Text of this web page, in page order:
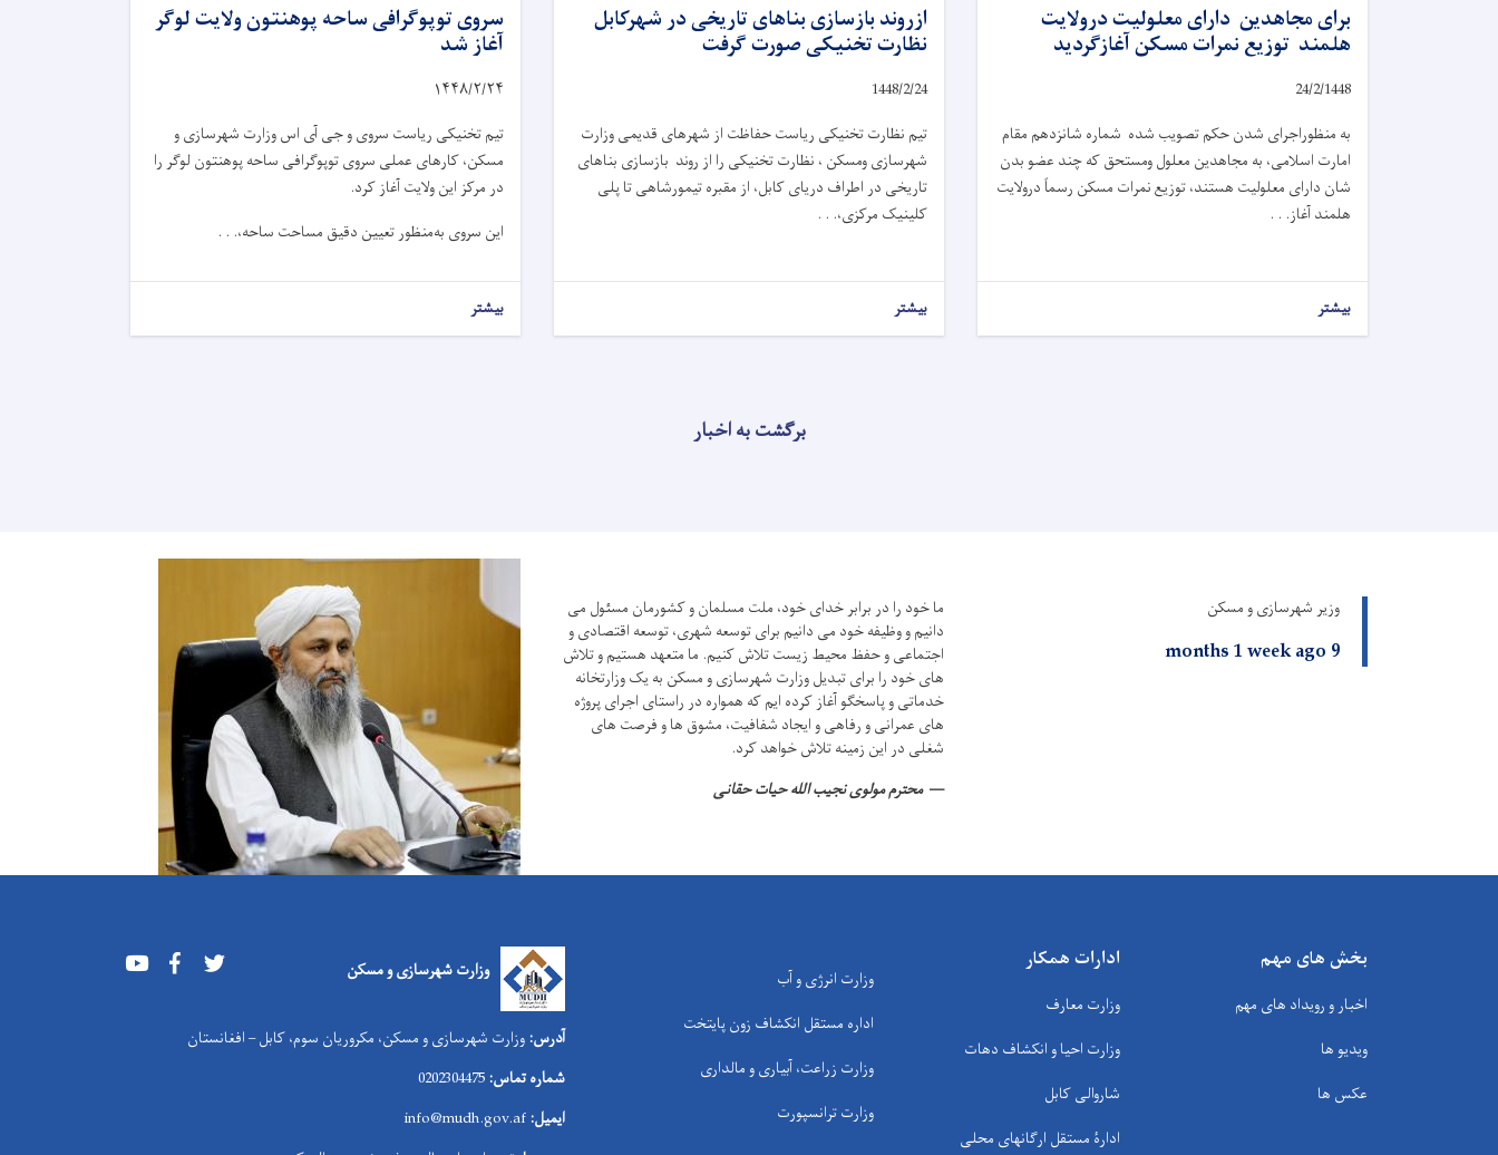
برای مجاهدین دارای معلولیت درولایت
هلمند توزیع نمرات مسکن آغازگردید
24/2/1448
به منظوراجرای شدن حکم تصویب شده شماره شانزدهم مقام
امارت اسلامی، به مجاهدین معلول ومستحق که چند عضو بدن
شان دارای معلولیت هستند، توزیع نمرات مسکن رسماً درولایت
هلمند آغاز. . .
بیشتر
ازروند بازسازی بناهای تاریخی در شهرکابل
نظارت تخنیکی صورت گرفت
1448/2/24
تیم نظارت تخنیکی ریاست حفاظت از شهرهای قدیمی وزارت
شهرسازی ومسکن ، نظارت تخنیکی را از روند بازسازی بناهای
تاریخی در اطراف دریای کابل، از مقبره تیمورشاهی تا پلی
کلینیک مرکزی،. . .
بیشتر
سروی توپوگرافی ساحه پوهنتون ولایت لوگر
آغاز شد
۱۴۴۸/۲/۲۴
تیم تخنیکی ریاست سروی و جی آی اس وزارت شهرسازی و
مسکن، کارهای عملی سروی توپوگرافی ساحه پوهنتون لوگر را
در مرکز این ولایت آغاز کرد.
این سروی به‌منظور تعیین دقیق مساحت ساحه،. . .
بیشتر
برگشت به اخبار
وزیر شهرسازی و مسکن
9 months 1 week ago
ما خود را در برابر خدای خود، ملت مسلمان و کشورمان مسئول می
دانیم و وظیفه خود می دانیم برای توسعه شهری، توسعه اقتصادی و
اجتماعی و حفظ محیط زیست تلاش کنیم. ما متعهد هستیم و تلاش
های خود را برای تبدیل وزارت شهرسازی و مسکن به یک وزارتخانه
خدماتی و پاسخگو آغاز کرده ایم که همواره در راستای اجرای پروژه
های عمرانی و رفاهی و ایجاد شفافیت، مشوق ها و فرصت های
شغلی در این زمینه تلاش خواهد کرد.
محترم مولوی نجیب الله حیات حقانی
بخش های مهم
اخبار و رویداد های مهم
ویدیو ها
عکس ها
ادارات همکار
وزارت معارف
وزارت احیا و انکشاف دهات
شاروالی کابل
ادارۀ مستقل ارگانهای محلی
وزارت انرژی و آب
اداره مستقل انکشاف زون پایتخت
وزارت زراعت، آبیاری و مالداری
وزارت ترانسپورت
وزارت شهرسازی و مسکن Youtube Facebook
آدرس: وزارت شهرسازی و مسکن، مکروریان سوم، کابل – افغانستان
شماره تماس:
ایمیل: info@mudh.gov.af